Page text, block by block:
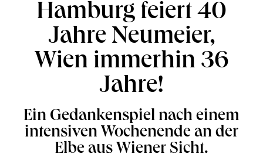
Hamburg feiert 40
Jahre Neumeier,
Wien immerhin 36
Jahre!
Ein Gedankenspiel nach einem
intensiven Wochenende an der
Elbe aus Wiener Sicht.